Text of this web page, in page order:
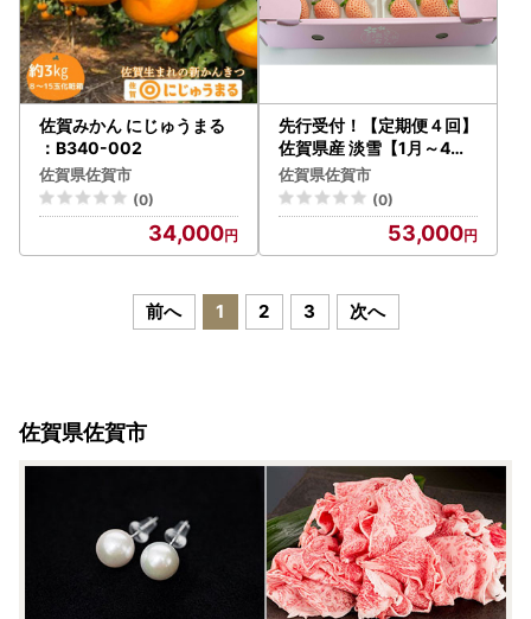
佐賀みかん にじゅうまる
：B340-002
佐賀県佐賀市
(0)
34,000
先行受付！【定期便４回】
佐賀県産 淡雪【1月～4月
】いちご イチゴ：B530-
014
佐賀県佐賀市
(0)
53,000
前へ 1 2 3 次へ
佐賀県佐賀市